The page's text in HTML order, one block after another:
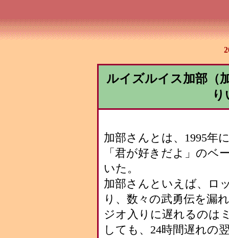
ルイズルイス加部（
加部さんとは、1995年
「君が好きだよ」のベ
いた。
加部さんといえば、ロ
り、数々の武勇伝を漏
ジオ入りに遅れるのは
しても、24時間遅れの